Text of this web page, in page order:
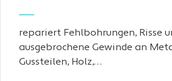
repariert Fehlbohrungen, Risse
ausgebrochene Gewinde an
Gussteilen, Holz,…